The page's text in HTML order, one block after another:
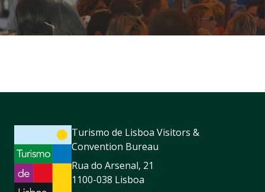
Turismo de Lisboa Visitors &
Convention Bureau
Rua do Arsenal, 21
1100-038 Lisboa